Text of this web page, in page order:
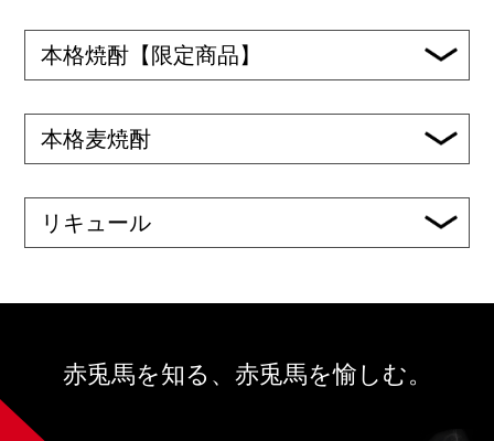
本格焼酎【限定商品】
本格麦焼酎
リキュール
赤兎馬を知る、赤兎馬を愉しむ。​